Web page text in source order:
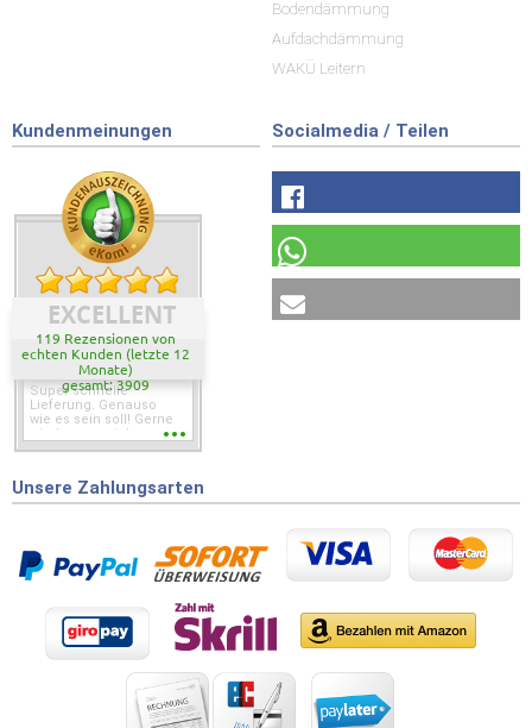
Bodendämmung
Aufdachdämmung
WAKÜ Leitern
Kundenmeinungen
EXCELLENT
119 Rezensionen von
echten Kunden (letzte 12
Monate)
gesamt: 3909
Super schnelle
Lieferung. Genauso
wie es sein soll! Gerne
wieder wenn ich was
Socialmedia / Teilen
Unsere Zahlungsarten